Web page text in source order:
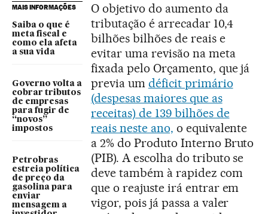
MAIS INFORMAÇÕES
Saiba o que é
meta fiscal e
como ela afeta
a sua vida
Governo volta a
cobrar tributos
de empresas
para fugir de
“novos”
impostos
Petrobras
estreia política
de preço da
gasolina para
enviar
mensagem a
O objetivo do aumento da
tributação é arrecadar 10,4
bilhões bilhões de reais e
evitar uma revisão na meta
fixada pelo Orçamento, que já
previa um déficit primário
(despesas maiores que as
receitas) de 139 bilhões de
reais neste ano, o equivalente
a 2% do Produto Interno Bruto
(PIB). A escolha do tributo se
deve também à rapidez com
que o reajuste irá entrar em
vigor, pois já passa a valer